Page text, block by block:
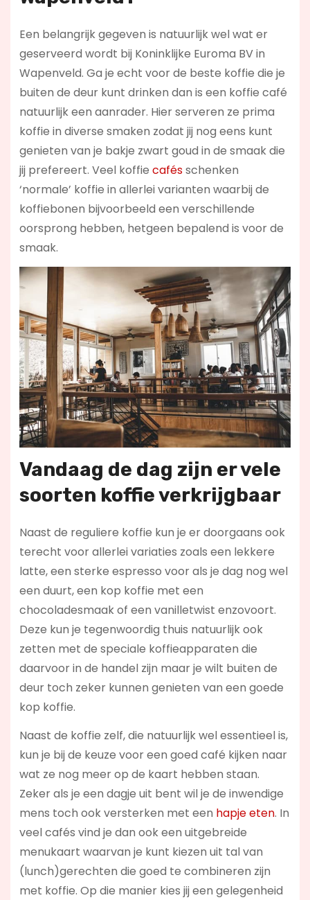
Een belangrijk gegeven is natuurlijk wel wat er
geserveerd wordt bij Koninklijke Euroma BV in
Wapenveld. Ga je echt voor de beste koffie die je
buiten de deur kunt drinken dan is een koffie café
natuurlijk een aanrader. Hier serveren ze prima
koffie in diverse smaken zodat jij nog eens kunt
genieten van je bakje zwart goud in de smaak die
jij prefereert. Veel koffie cafésschenken
‘normale’ koffie in allerlei varianten waarbij de
koffiebonen bijvoorbeeld een verschillende
oorsprong hebben, hetgeen bepalend is voor de
smaak.
Vandaag de dag zijn er vele
soorten koffie verkrijgbaar
Naast de reguliere koffie kun je er doorgaans ook
terecht voor allerlei variaties zoals een lekkere
latte, een sterke espresso voor als je dag nog wel
een duurt, een kop koffie met een
chocoladesmaak of een vanilletwist enzovoort.
Deze kun je tegenwoordig thuis natuurlijk ook
zetten met de speciale koffieapparaten die
daarvoor in de handel zijn maar je wilt buiten de
deur toch zeker kunnen genieten van een goede
kop koffie.
Naast de koffie zelf, die natuurlijk wel essentieel is,
kun je bij de keuze voor een goed café kijken naar
wat ze nog meer op de kaart hebben staan.
Zeker als je een dagje uit bent wil je de inwendige
mens toch ook versterken met een hapje eten. In
veel cafés vind je dan ook een uitgebreide
menukaart waarvan je kunt kiezen uit tal van
(lunch)gerechten die goed te combineren zijn
met koffie. Op die manier kies jij een gelegenheid